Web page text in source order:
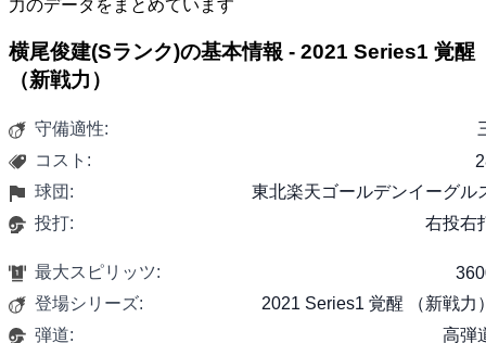
力のデータをまとめています
横尾俊建(Sランク)の基本情報 - 2021 Series1 覚醒
（新戦力）
守備適性:
コスト:
球団:
東北楽天ゴールデンイーグル
投打:
右投右
最大スピリッツ:
登場シリーズ:
2021 Series1 覚醒 （新戦力
弾道:
高弾